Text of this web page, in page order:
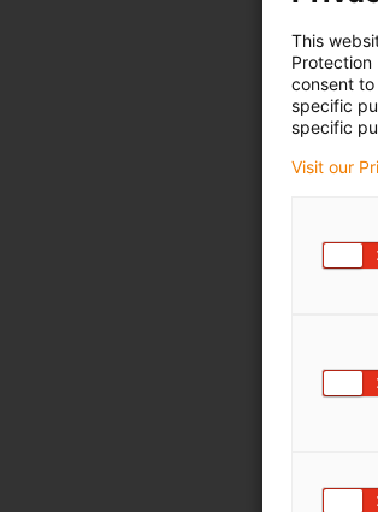
This
Protection
consent
specific
specific
Visit our